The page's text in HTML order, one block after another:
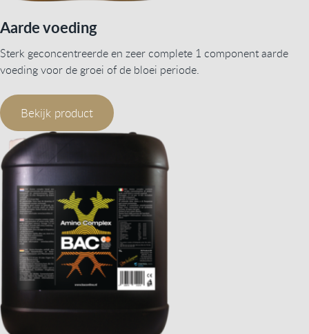
Aarde voeding
Sterk geconcentreerde en zeer complete 1 component aarde
voeding voor de groei of de bloei periode.
Bekijk product